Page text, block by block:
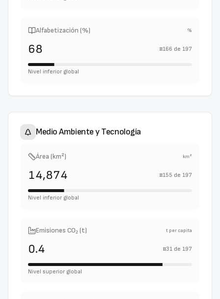
Alfabetización (%) %
68 #166 de 197
Nivel inferior global
Medio Ambiente y Tecnología
Área (km²) km²
14,874 #155 de 197
Nivel inferior global
Emisiones CO₂ (t) t per capita
0.4 #31 de 197
Nivel superior global